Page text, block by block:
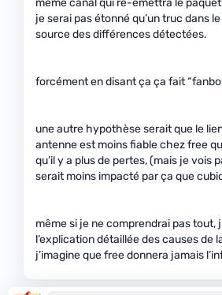
même canal qui ré-émettra le
je serai pas étonné qu’un truc dans
source des différences détectées.
forcément en disant ça ça fait
une autre hypothèse serait que le
antenne est moins fiable chez free
qu’il y a plus de pertes, (mais je vois
serait moins impacté par ça que
même si je ne comprendrai pas tout,
l’explication détaillée des causes de
j’imagine que free donnera jamais